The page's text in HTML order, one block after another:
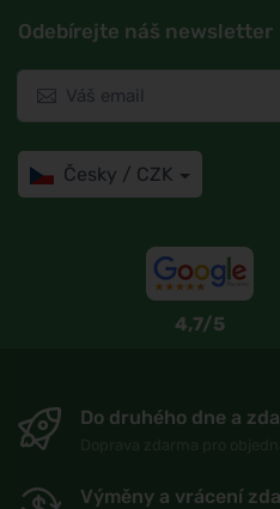
Odebírejte náš newsletter
Česky / CZK
4,7/5
Do druhého dne a
Výměny a vrácení